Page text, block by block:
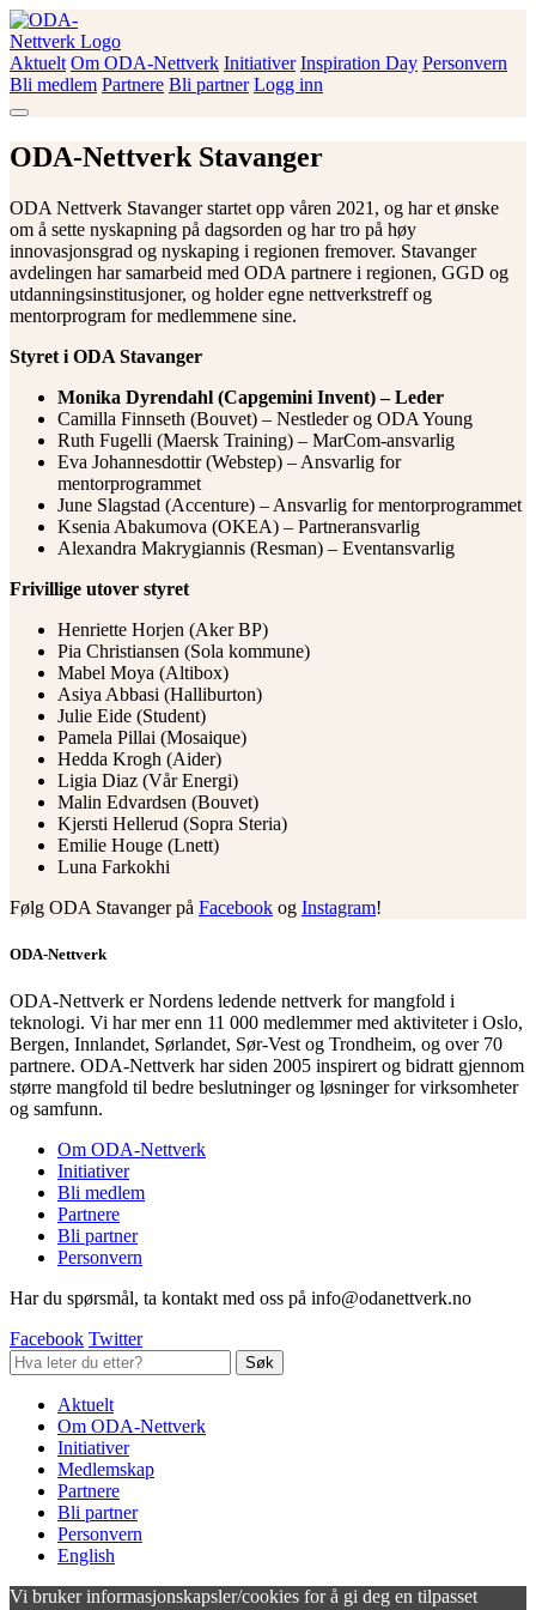
Skip
to
content
ODA-Nettverk
Aktuelt Om ODA-Nettverk Initiativer Inspiration Day Personvern
Bli medlem Partnere Bli partner Logg inn
ODA-Nettverk Stavanger
ODA Nettverk Stavanger startet opp våren 2021, og har et ønske
om å sette nyskapning på dagsorden og har tro på høy
innovasjonsgrad og nyskaping i regionen fremover. Stavanger
avdelingen har samarbeid med ODA partnere i regionen, GGD og
utdanningsinstitusjoner, og holder egne nettverkstreff og
mentorprogram for medlemmene sine.
Styret i ODA Stavanger
Monika Dyrendahl (Capgemini Invent) – Leder
Camilla Finnseth (Bouvet) – Nestleder og ODA Young
Ruth Fugelli (Maersk Training) – MarCom-ansvarlig
Eva Johannesdottir (Webstep) – Ansvarlig for
mentorprogrammet
June Slagstad (Accenture) – Ansvarlig for mentorprogrammet
Ksenia Abakumova (OKEA) – Partneransvarlig
Alexandra Makrygiannis (Resman) – Eventansvarlig
Frivillige utover styret
Henriette Horjen (Aker BP)
Pia Christiansen (Sola kommune)
Mabel Moya (Altibox)
Asiya Abbasi (Halliburton)
Julie Eide (Student)
Pamela Pillai (Mosaique)
Hedda Krogh (Aider)
Ligia Diaz (Vår Energi)
Malin Edvardsen (Bouvet)
Kjersti Hellerud (Sopra Steria)
Emilie Houge (Lnett)
Luna Farkokhi
Følg ODA Stavanger på Facebook og Instagram!
ODA-Nettverk
ODA-Nettverk er Nordens ledende nettverk for mangfold i
teknologi. Vi har mer enn 11 000 medlemmer med aktiviteter i Oslo,
Bergen, Innlandet, Sørlandet, Sør-Vest og Trondheim, og over 70
partnere. ODA-Nettverk har siden 2005 inspirert og bidratt gjennom
større mangfold til bedre beslutninger og løsninger for virksomheter
og samfunn.
Om ODA-Nettverk
Initiativer
Bli medlem
Partnere
Bli partner
Personvern
Har du spørsmål, ta kontakt med oss på info@odanettverk.no
Facebook Twitter
Aktuelt
Om ODA-Nettverk
Initiativer
Medlemskap
Partnere
Bli partner
Personvern
English
Vi bruker informasjonskapsler/cookies for å gi deg en tilpasset